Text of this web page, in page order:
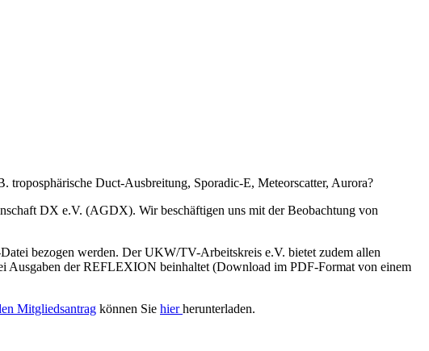
Duct-Ausbreitung, Sporadic-E, Meteorscatter, Aurora?
DX e.V. (AGDX). Wir beschäftigen uns mit der Beobachtung von
bezogen werden. Der UKW/TV-Arbeitskreis e.V. bietet zudem allen
Ausgaben der REFLEXION beinhaltet (Download im PDF-Format von einem
Mitgliedsantrag können Sie hierherunterladen.